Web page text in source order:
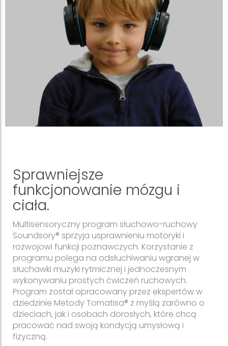
Sprawniejsze
funkcjonowanie mózgu i
ciała.
Multisensoryczny program słuchowo-ruchowy
Soundsory® sprzyja usprawnieniu motoryki i
rozwojowi funkcji poznawczych. Korzystanie z
programu polega na odsłuchiwaniu wgranej w
słuchawki muzyki rytmicznej i jednoczesnym
wykonywaniu prostych ćwiczeń ruchowych.
Program został opracowany przez ekspertów w
dziedzinie Metody Tomatisa® z myślą zarówno o
dzieciach, jak i osobach dorosłych, które chcą
pracować nad swoją kondycją umysłową i
fizyczną.